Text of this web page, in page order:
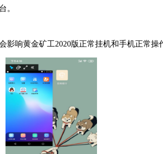
。
影响黄金矿工2020版正常挂机和手机正常操